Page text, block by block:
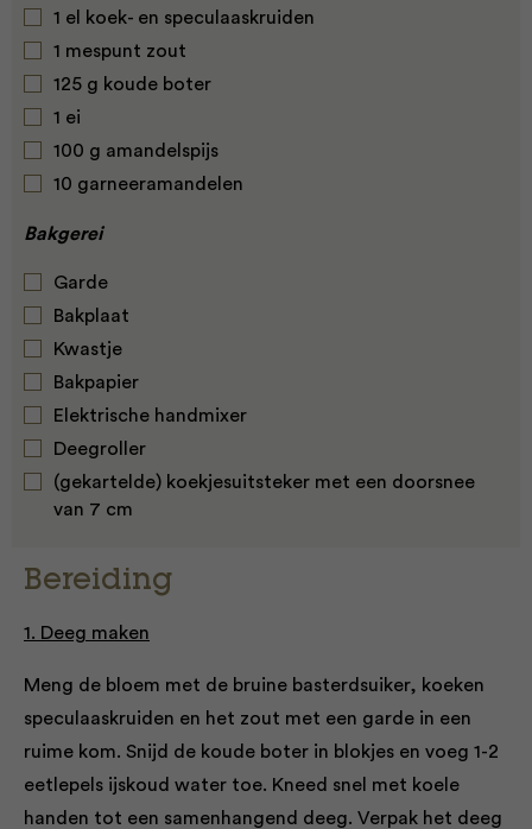
1 el koek- en speculaaskruiden
1 mespunt zout
125 g koude boter
1 ei
100 g amandelspijs
10 garneeramandelen
Bakgerei
Garde
Bakplaat
Kwastje
Bakpapier
Elektrische handmixer
Deegroller
(gekartelde) koekjesuitsteker met een doorsnee
van 7 cm
Bereiding
1. Deeg maken
Meng de bloem met de bruine basterdsuiker, koeken
speculaaskruiden en het zout met een garde in een
ruime kom. Snijd de koude boter in blokjes en voeg 1-2
eetlepels ijskoud water toe. Kneed snel met koele
handen tot een samenhangend deeg. Verpak het deeg